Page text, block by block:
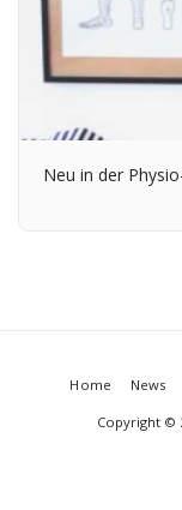
Neu in der
Home News
Copyright ©